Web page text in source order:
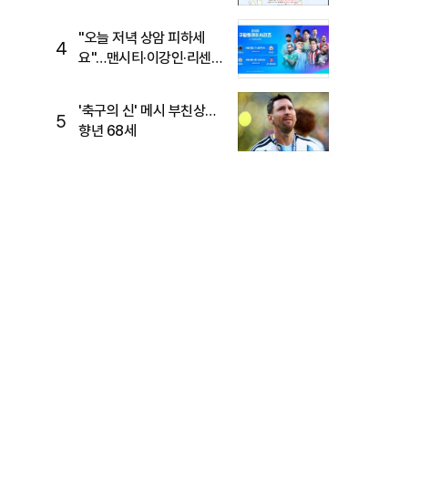
4
"오늘 저녁 상암 피하세
요"…맨시티·이강인·리센느
5
'축구의 신' 메시 부친상…
향년 68세